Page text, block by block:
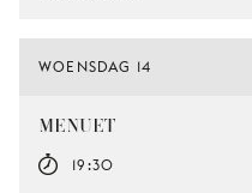
WOENSDAG 14
MENUET
19:30